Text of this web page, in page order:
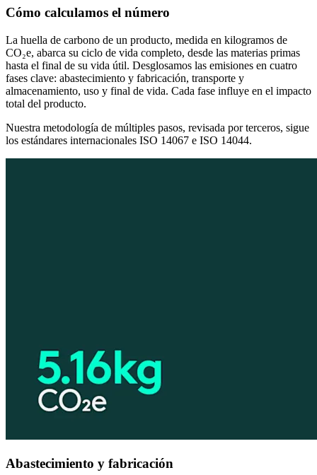
Cómo calculamos el número
La huella de carbono de un producto, medida en kilogramos de
CO₂e, abarca su ciclo de vida completo, desde las materias primas
hasta el final de su vida útil. Desglosamos las emisiones en cuatro
fases clave: abastecimiento y fabricación, transporte y
almacenamiento, uso y final de vida. Cada fase influye en el impacto
total del producto.
Nuestra metodología de múltiples pasos, revisada por terceros, sigue
los estándares internacionales ISO 14067 e ISO 14044.
Abastecimiento y fabricación